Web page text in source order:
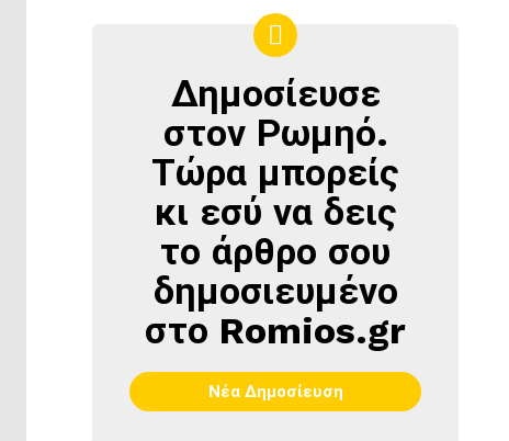
ΔΗΜΟΣΊΕΥΣΕ
ΣΤΟΝ
ΡΩΜΗΌ
Δημοσίευσε
στον Ρωμηό.
Τώρα μπορείς
κι εσύ να δεις
το άρθρο σου
δημοσιευμένο
στο Romios.gr
Νέα Δημοσίευση